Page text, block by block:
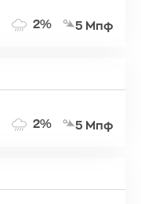
2% 5 Μπφ
2% 5 Μπφ